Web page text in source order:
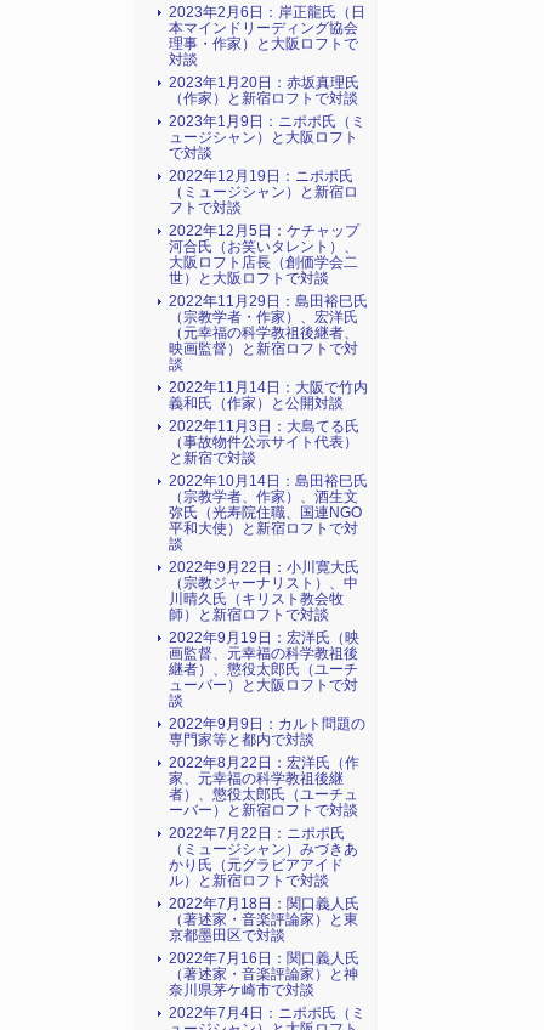
2023年2月6日：岸正龍氏（日
本マインドリーディング協会
理事・作家）と大阪ロフトで
対談
2023年1月20日：赤坂真理氏
（作家）と新宿ロフトで対談
2023年1月9日：ニポポ氏（ミ
ュージシャン）と大阪ロフト
で対談
2022年12月19日：ニポポ氏
（ミュージシャン）と新宿ロ
フトで対談
2022年12月5日：ケチャップ
河合氏（お笑いタレント）、
大阪ロフト店長（創価学会二
世）と大阪ロフトで対談
2022年11月29日：島田裕巳氏
（宗教学者・作家）、宏洋氏
（元幸福の科学教祖後継者、
映画監督）と新宿ロフトで対
談
2022年11月14日：大阪で竹内
義和氏（作家）と公開対談
2022年11月3日：大島てる氏
（事故物件公示サイト代表）
と新宿で対談
2022年10月14日：島田裕巳氏
（宗教学者、作家）、酒生文
弥氏（光寿院住職、国連NGO
平和大使）と新宿ロフトで対
談
2022年9月22日：小川寛大氏
（宗教ジャーナリスト）、中
川晴久氏（キリスト教会牧
師）と新宿ロフトで対談
2022年9月19日：宏洋氏（映
画監督、元幸福の科学教祖後
継者）、懲役太郎氏（ユーチ
ューバー）と大阪ロフトで対
談
2022年9月9日：カルト問題の
専門家等と都内で対談
2022年8月22日：宏洋氏（作
家、元幸福の科学教祖後継
者）、懲役太郎氏（ユーチュ
ーバー）と新宿ロフトで対談
2022年7月22日：ニポポ氏
（ミュージシャン）みづきあ
かり氏（元グラビアアイド
ル）と新宿ロフトで対談
2022年7月18日：関口義人氏
（著述家・音楽評論家）と東
京都墨田区で対談
2022年7月16日：関口義人氏
（著述家・音楽評論家）と神
奈川県茅ケ崎市で対談
2022年7月4日：ニポポ氏（ミ